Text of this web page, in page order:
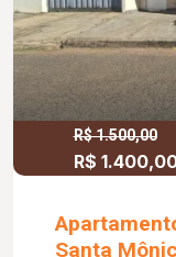
R$ 1.500,00
R$
Santa